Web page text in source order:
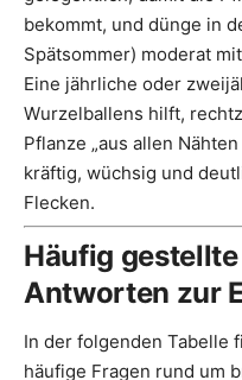
bekommt, und dünge in
Spätsommer) moderat
Eine jährliche oder
Wurzelballens hilft,
Pflanze „aus allen
kräftig, wüchsig und
Flecken.
Häufig
Antworten zur
In der folgenden Tabelle
häufige Fragen rund um